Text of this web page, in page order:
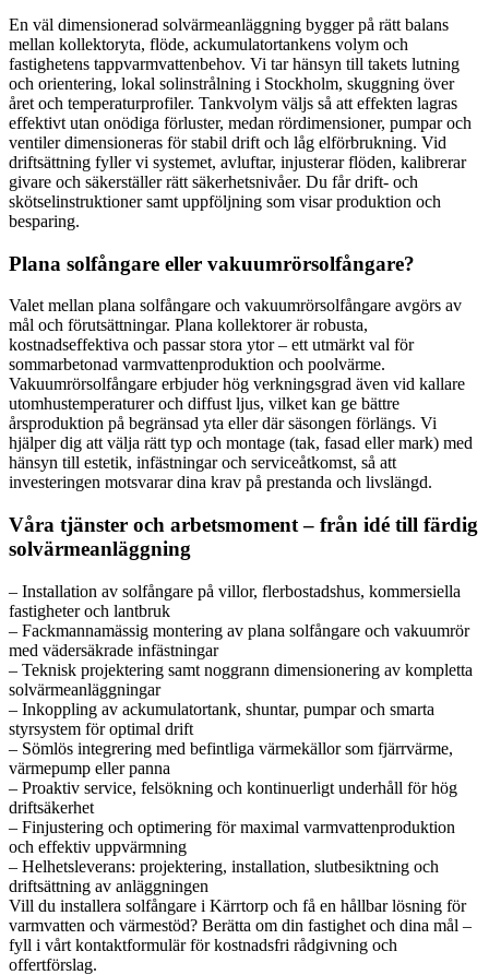
En väl dimensionerad solvärmeanläggning bygger på rätt balans
mellan kollektoryta, flöde, ackumulatortankens volym och
fastighetens tappvarmvattenbehov. Vi tar hänsyn till takets lutning
och orientering, lokal solinstrålning i Stockholm, skuggning över
året och temperaturprofiler. Tankvolym väljs så att effekten lagras
effektivt utan onödiga förluster, medan rördimensioner, pumpar och
ventiler dimensioneras för stabil drift och låg elförbrukning. Vid
driftsättning fyller vi systemet, avluftar, injusterar flöden, kalibrerar
givare och säkerställer rätt säkerhetsnivåer. Du får drift- och
skötselinstruktioner samt uppföljning som visar produktion och
besparing.
Plana solfångare eller vakuumrörsolfångare?
Valet mellan plana solfångare och vakuumrörsolfångare avgörs av
mål och förutsättningar. Plana kollektorer är robusta,
kostnadseffektiva och passar stora ytor – ett utmärkt val för
sommarbetonad varmvattenproduktion och poolvärme.
Vakuumrörsolfångare erbjuder hög verkningsgrad även vid kallare
utomhustemperaturer och diffust ljus, vilket kan ge bättre
årsproduktion på begränsad yta eller där säsongen förlängs. Vi
hjälper dig att välja rätt typ och montage (tak, fasad eller mark) med
hänsyn till estetik, infästningar och serviceåtkomst, så att
investeringen motsvarar dina krav på prestanda och livslängd.
Våra tjänster och arbetsmoment – från idé till färdig
solvärmeanläggning
– Installation av solfångare på villor, flerbostadshus, kommersiella
fastigheter och lantbruk
– Fackmannamässig montering av plana solfångare och vakuumrör
med vädersäkrade infästningar
– Teknisk projektering samt noggrann dimensionering av kompletta
solvärmeanläggningar
– Inkoppling av ackumulatortank, shuntar, pumpar och smarta
styrsystem för optimal drift
– Sömlös integrering med befintliga värmekällor som fjärrvärme,
värmepump eller panna
– Proaktiv service, felsökning och kontinuerligt underhåll för hög
driftsäkerhet
– Finjustering och optimering för maximal varmvattenproduktion
och effektiv uppvärmning
– Helhetsleverans: projektering, installation, slutbesiktning och
driftsättning av anläggningen
Vill du installera solfångare i Kärrtorp och få en hållbar lösning för
varmvatten och värmestöd? Berätta om din fastighet och dina mål –
fyll i vårt kontaktformulär för kostnadsfri rådgivning och
offertförslag.